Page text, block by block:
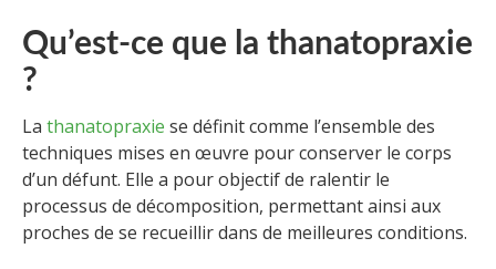
Qu’est-ce que la thanatopraxie
?
La thanatopraxie se définit comme l’ensemble des
techniques mises en œuvre pour conserver le corps
d’un défunt. Elle a pour objectif de ralentir le
processus de décomposition, permettant ainsi aux
proches de se recueillir dans de meilleures conditions.